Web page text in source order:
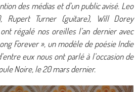
des médias et d’un public avisé. Leo
Rupert Turner (guitare), Will Dorey
régalé nos oreilles l’an dernier avec
Forever », un modèle de poésie Indie
eux nous ont parlé à l’occasion de
Noire, le 20 mars dernier.